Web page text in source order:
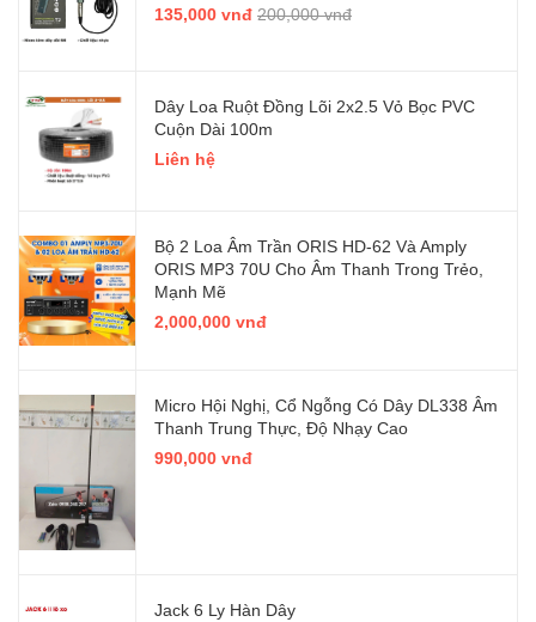
135,000 vnđ 200,000 vnđ
Dây Loa Ruột Đồng Lõi 2x2.5 Vỏ Bọc PVC
Cuộn Dài 100m
Liên hệ
Bộ 2 Loa Âm Trần ORIS HD-62 Và Amply
ORIS MP3 70U Cho Âm Thanh Trong Trẻo,
Mạnh Mẽ
2,000,000 vnđ
Micro Hội Nghị, Cổ Ngỗng Có Dây DL338 Âm
Thanh Trung Thực, Độ Nhạy Cao
990,000 vnđ
Jack 6 Ly Hàn Dây